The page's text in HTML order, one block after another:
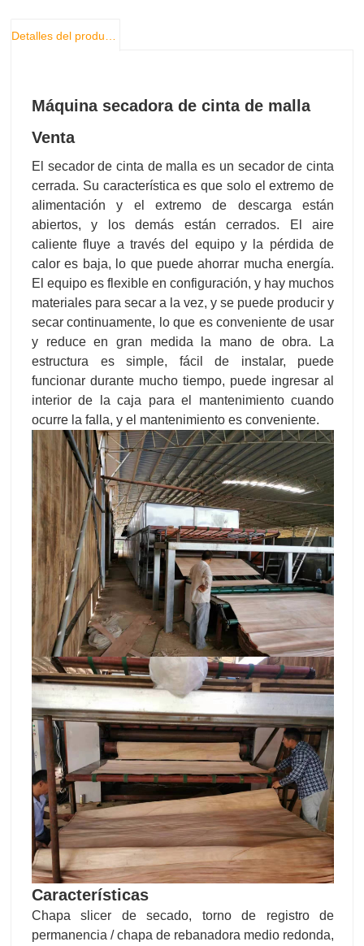
Detalles del producto
Máquina secadora de cinta de malla
Venta
El secador de cinta de malla es un secador de cinta
cerrada. Su característica es que solo el extremo de
alimentación y el extremo de descarga están
abiertos, y los demás están cerrados. El aire
caliente fluye a través del equipo y la pérdida de
calor es baja, lo que puede ahorrar mucha energía.
El equipo es flexible en configuración, y hay muchos
materiales para secar a la vez, y se puede producir y
secar continuamente, lo que es conveniente de usar
y reduce en gran medida la mano de obra. La
estructura es simple, fácil de instalar, puede
funcionar durante mucho tiempo, puede ingresar al
interior de la caja para el mantenimiento cuando
ocurre la falla, y el mantenimiento es conveniente.
Características
Chapa slicer de secado, torno de registro de
permanencia / chapa de rebanadora medio redonda,